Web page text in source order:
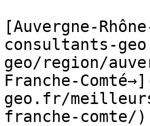
[Auvergne-
consultants-
geo/region/
Franche-
geo.fr/
franche-